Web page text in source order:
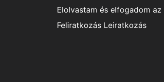
Elolvastam és elfogadom az
Feliratkozás Leiratkozás